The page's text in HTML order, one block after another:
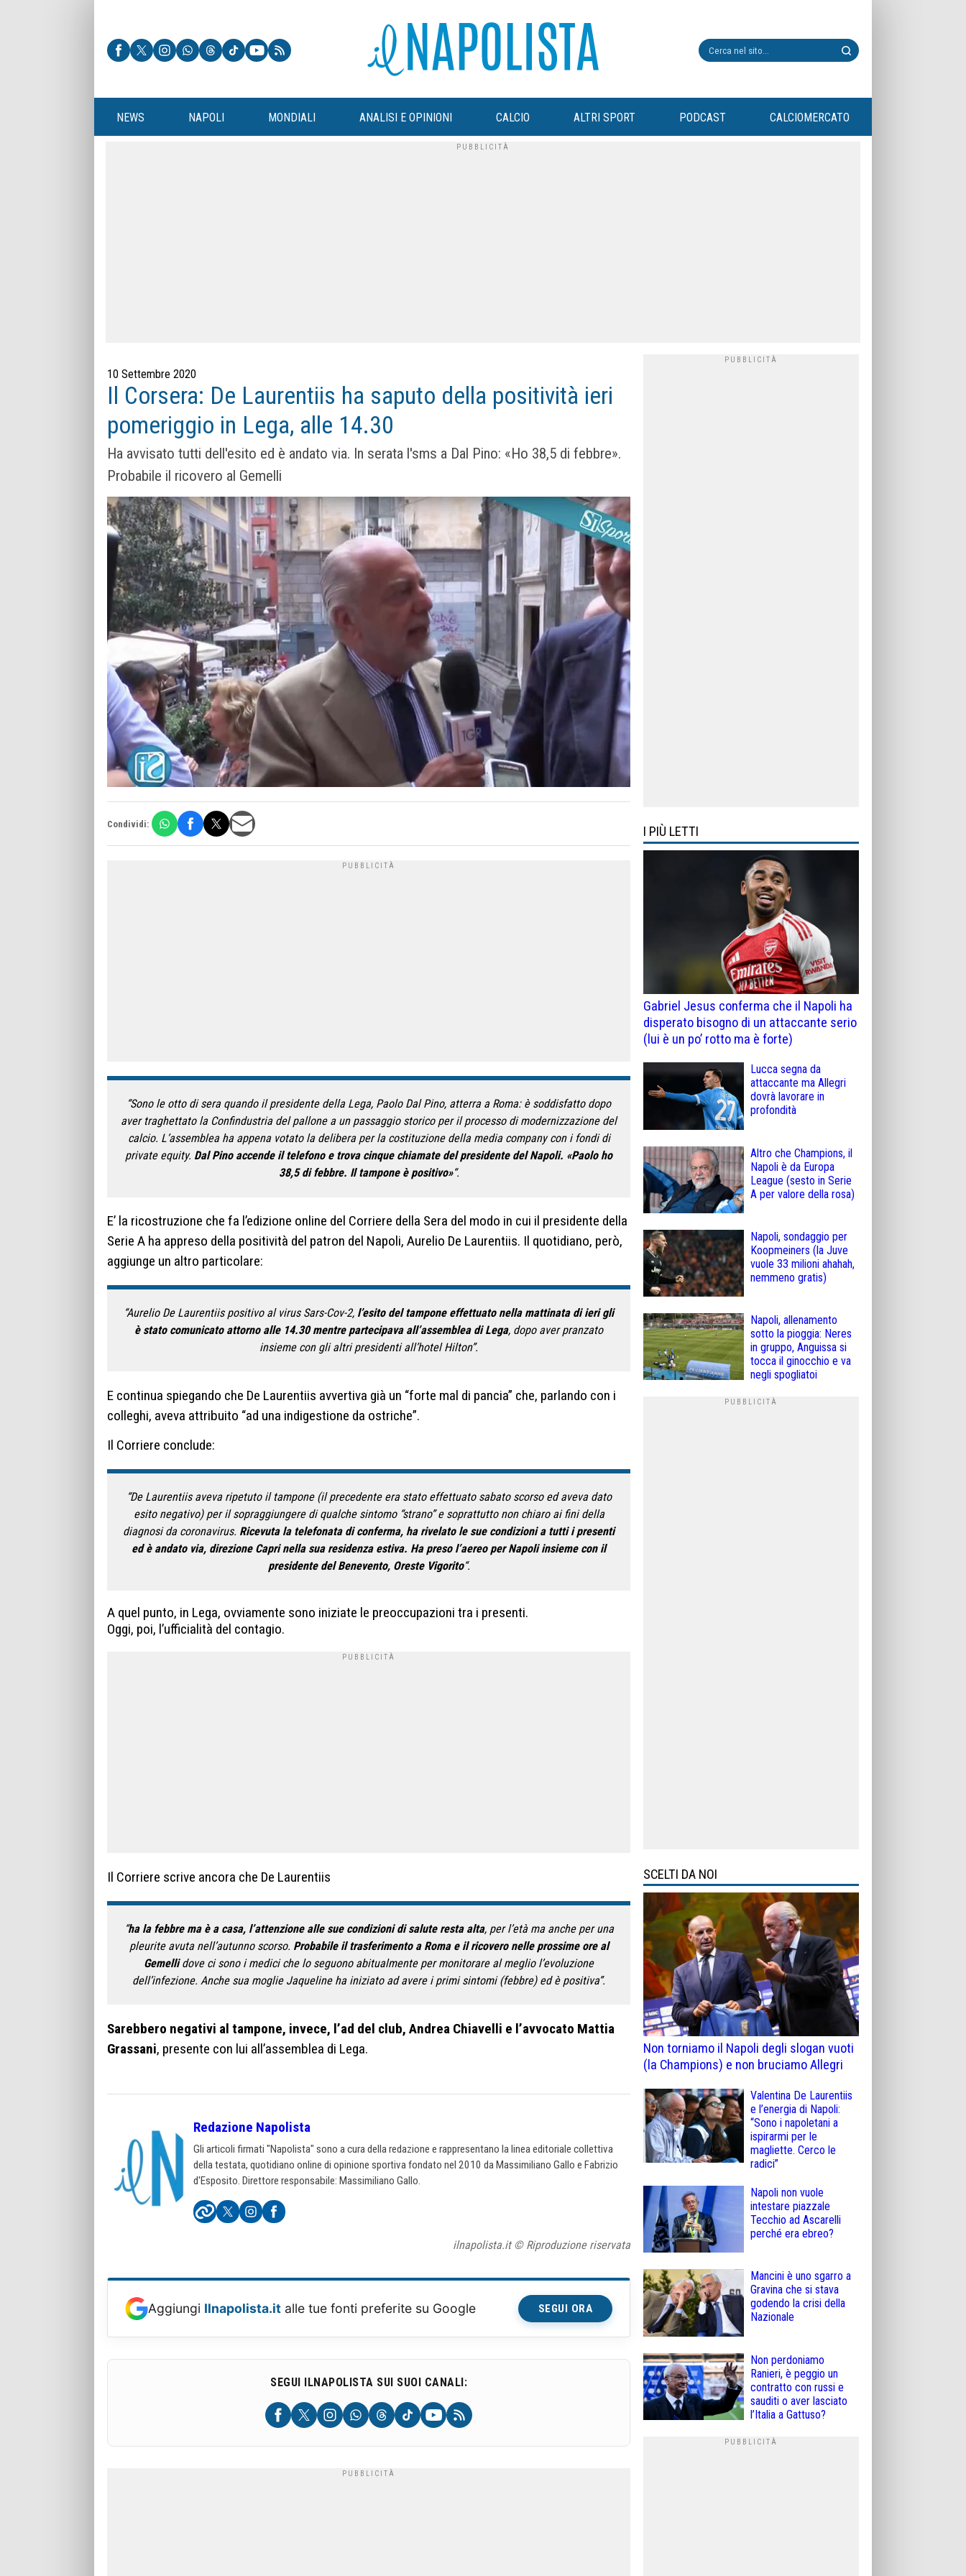
NEWS NAPOLI MONDIALI ANALISI E OPINIONI CALCIO ALTRI SPORT PODCAST CALCIOMERCATO
10 Settembre 2020
Il Corsera: De Laurentiis ha saputo della positività ieri
pomeriggio in Lega, alle 14.30
Ha avvisato tutti dell'esito ed è andato via. In serata l'sms a Dal Pino: «Ho 38,5 di febbre».
Probabile il ricovero al Gemelli
Condividi:
“Sono le otto di sera quando il presidente della Lega, Paolo Dal Pino, atterra a Roma: è soddisfatto dopo
aver traghettato la Confindustria del pallone a un passaggio storico per il processo di modernizzazione del
calcio. L’assemblea ha appena votato la delibera per la costituzione della media company con i fondi di
private equity. Dal Pino accende il telefono e trova cinque chiamate del presidente del Napoli. «Paolo ho
38,5 di febbre. Il tampone è positivo»“.
E’ la ricostruzione che fa l’edizione online del Corriere della Sera del modo in cui il presidente della
Serie A ha appreso della positività del patron del Napoli, Aurelio De Laurentiis. Il quotidiano, però,
aggiunge un altro particolare:
“Aurelio De Laurentiis positivo al virus Sars-Cov-2, l’esito del tampone effettuato nella mattinata di ieri gli
è stato comunicato attorno alle 14.30 mentre partecipava all’assemblea di Lega, dopo aver pranzato
insieme con gli altri presidenti all’hotel Hilton”.
E continua spiegando che De Laurentiis avvertiva già un “forte mal di pancia” che, parlando con i
colleghi, aveva attribuito “ad una indigestione da ostriche”.
Il Corriere conclude:
“De Laurentiis aveva ripetuto il tampone (il precedente era stato effettuato sabato scorso ed aveva dato
esito negativo) per il sopraggiungere di qualche sintomo “strano” e soprattutto non chiaro ai fini della
diagnosi da coronavirus. Ricevuta la telefonata di conferma, ha rivelato le sue condizioni a tutti i presenti
ed è andato via, direzione Capri nella sua residenza estiva. Ha preso l’aereo per Napoli insieme con il
presidente del Benevento, Oreste Vigorito“.
A quel punto, in Lega, ovviamente sono iniziate le preoccupazioni tra i presenti.
Oggi, poi, l’ufficialità del contagio.
Il Corriere scrive ancora che De Laurentiis
“ha la febbre ma è a casa, l’attenzione alle sue condizioni di salute resta alta, per l’età ma anche per una
pleurite avuta nell’autunno scorso. Probabile il trasferimento a Roma e il ricovero nelle prossime ore al
Gemellidove ci sono i medici che lo seguono abitualmente per monitorare al meglio l’evoluzione
dell’infezione. Anche sua moglie Jaqueline ha iniziato ad avere i primi sintomi (febbre) ed è positiva”.
Sarebbero negativi al tampone, invece, l’ad del club, Andrea Chiavelli e l’avvocato Mattia
Grassani, presente con lui all’assemblea di Lega.
Redazione Napolista
Gli articoli firmati "Napolista" sono a cura della redazione e rappresentano la linea editoriale collettiva
della testata, quotidiano online di opinione sportiva fondato nel 2010 da Massimiliano Gallo e Fabrizio
d'Esposito. Direttore responsabile: Massimiliano Gallo.
ilnapolista.it © Riproduzione riservata
Aggiungi Ilnapolista.it alle tue fonti preferite su Google SEGUI ORA
SEGUI ILNAPOLISTA SUI SUOI CANALI:
I PIÙ LETTI
Gabriel Jesus conferma che il Napoli ha
disperato bisogno di un attaccante serio
(lui è un po’ rotto ma è forte)
Lucca segna da
attaccante ma Allegri
dovrà lavorare in
profondità
Altro che Champions, il
Napoli è da Europa
League (sesto in Serie
A per valore della rosa)
Napoli, sondaggio per
Koopmeiners (la Juve
vuole 33 milioni ahahah,
nemmeno gratis)
Napoli, allenamento
sotto la pioggia: Neres
in gruppo, Anguissa si
tocca il ginocchio e va
negli spogliatoi
SCELTI DA NOI
Non torniamo il Napoli degli slogan vuoti
(la Champions) e non bruciamo Allegri
Valentina De Laurentiis
e l’energia di Napoli:
“Sono i napoletani a
ispirarmi per le
magliette. Cerco le
radici”
Napoli non vuole
intestare piazzale
Tecchio ad Ascarelli
perché era ebreo?
Mancini è uno sgarro a
Gravina che si stava
godendo la crisi della
Nazionale
Non perdoniamo
Ranieri, è peggio un
contratto con russi e
sauditi o aver lasciato
l’Italia a Gattuso?